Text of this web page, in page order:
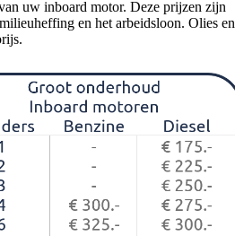
uw inboard motor. Deze prijzen zijn
en het arbeidsloon. Olies en